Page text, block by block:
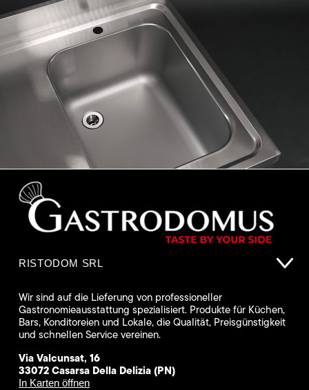
RISTODOM SRL
Wir sind auf die Lieferung von professioneller
Gastronomieausstattung spezialisiert. Produkte für Küchen,
Bars, Konditoreien und Lokale, die Qualität, Preisgünstigkeit
und schnellen Service vereinen.
Via Valcunsat, 16
33072 Casarsa Della Delizia (PN)
In Karten öffnen